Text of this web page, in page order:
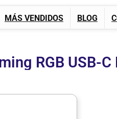
MÁS VENDIDOS BLOG
RGB USB-